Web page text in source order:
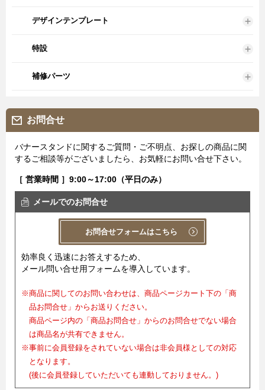
デザインテンプレート
特設
補修パーツ
お問合せ
バナースタンドに関するご質問・ご不明点、お探しの商品に関
するご相談等がございましたら、お気軽にお問い合せ下さい。
［ 営業時間 ］9:00～17:00（平日のみ）
メールでのお問合せ
お問合せフォームはこちら
効率良く迅速にお答えするため、
メール問い合せ用フォームを導入しています。
※商品に関してのお問い合わせは、商品ページカート下の「商
品お問合せ」からお送りください。
商品ページ内の「商品お問合せ」からのお問合せでない場合
は商品名が共有できません。
※事前に会員登録をされていない場合は非会員様としての対応
となります。
(後に会員登録していただいても連動しておりません。)